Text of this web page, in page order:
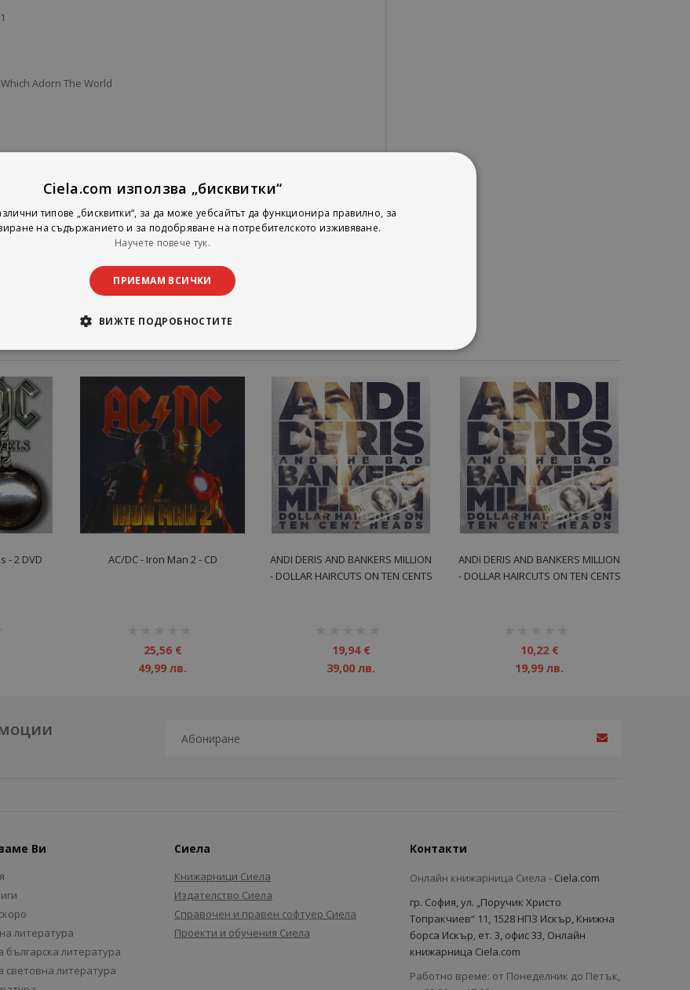
Adorn The World
"Hurrian Hymn To Nikkal") 3:05
- 2 DVD AC/DC - Iron Man 2 - CD
25,56 €
49,99 лв.
ANDI DERIS AND BANKERS MILLION
- DOLLAR HAIRCUTS ON TEN CENTS
19,94 €
39,00 лв.
ANDI DERIS AND BANKERS MILLION
- DOLLAR HAIRCUTS ON TEN CENTS
10,22 €
19,99 лв.
Ви
литература
литература
литература
Сиела
Книжарници Сиела
Издателство Сиела
Справочен и правен софтуер Сиела
Проекти и обучения Сиела
Контакти
Онлайн книжарница Сиела - Ciela.com
гр. София, ул. „Поручик Христо
Топракчиев“ 11, 1528 НПЗ Искър, Книжна
борса Искър, ет. 3, офис 33, Онлайн
книжарница Ciela.com
Работно време: от Понеделник до Петък,
Ciela.com използва „бисквитки“
типове „бисквитки“, за да може уебсайтът да функционира правилно, за
на съдържанието и за подобряване на потребителското изживяване.
Научете повече тук.
ПРИЕМАМ ВСИЧКИ
ВИЖТЕ ПОДРОБНОСТИТЕ